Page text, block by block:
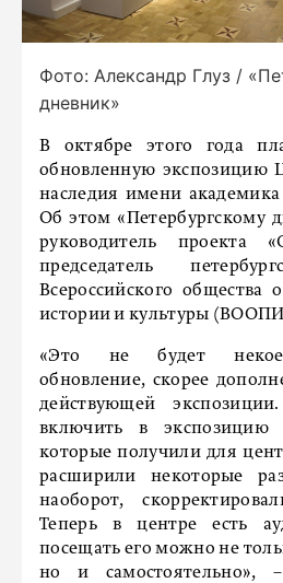
Фото: Александр Глуз /
дневник»
В октябре этого года
обновленную экспозицию
наследия имени
Об этом «Петербургскому
руководитель проекта
председатель
Всероссийского общества
истории и культуры
«Это не будет некое
обновление, скорее
действующей
включить в экспозицию
которые получили для
расширили некоторые
наоборот,
Теперь в центре есть
посещать его можно не
но и самостоятельно»,